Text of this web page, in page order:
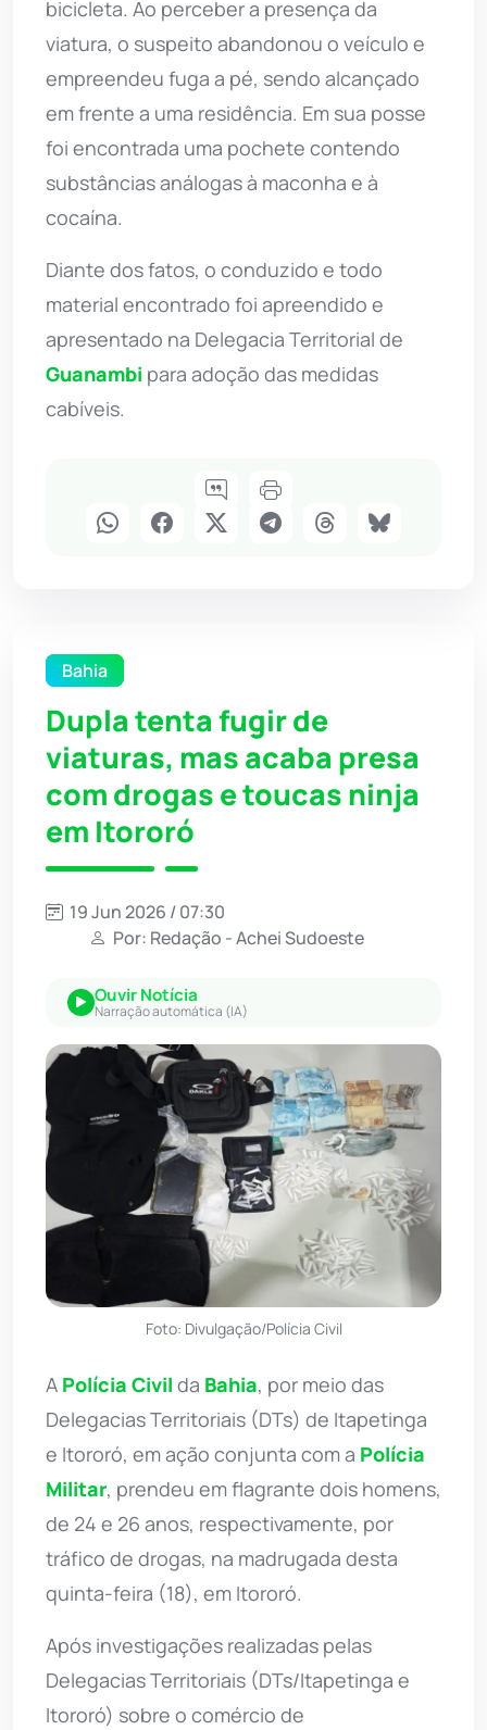
bicicleta. Ao perceber a presença da
viatura, o suspeito abandonou o veículo e
empreendeu fuga a pé, sendo alcançado
em frente a uma residência. Em sua posse
foi encontrada uma pochete contendo
substâncias análogas à maconha e à
cocaína.
Diante dos fatos, o conduzido e todo
material encontrado foi apreendido e
apresentado na Delegacia Territorial de
Guanambi para adoção das medidas
cabíveis.
Bahia
Dupla tenta fugir de
viaturas, mas acaba presa
com drogas e toucas ninja
em Itororó
19 Jun 2026 / 07:30
Por: Redação - Achei Sudoeste
Ouvir Notícia
Narração automática (IA)
Foto: Divulgação/Polícia Civil
A Polícia Civil da Bahia, por meio das
Delegacias Territoriais (DTs) de Itapetinga
e Itororó, em ação conjunta com a Polícia
Militar, prendeu em flagrante dois homens,
de 24 e 26 anos, respectivamente, por
tráfico de drogas, na madrugada desta
quinta-feira (18), em Itororó.
Após investigações realizadas pelas
Delegacias Territoriais (DTs/Itapetinga e
Itororó) sobre o comércio de